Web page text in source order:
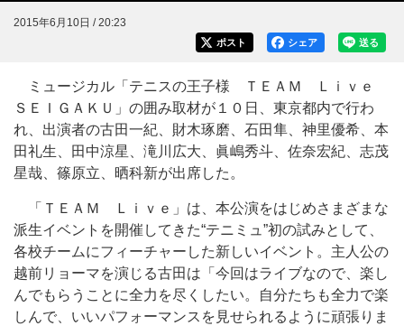
2015年6月10日 / 20:23
送る
シェア
ポスト
ミュージカル「テニスの王子様 ＴＥＡＭ Ｌｉｖｅ
ＳＥＩＧＡＫＵ」の囲み取材が１０日、東京都内で行わ
れ、出演者の古田一紀、財木琢磨、石田隼、神里優希、本
田礼生、田中涼星、滝川広大、眞嶋秀斗、佐奈宏紀、志茂
星哉、篠原立、晒科新が出席した。
「ＴＥＡＭ Ｌｉｖｅ」は、本公演をはじめさまざまな
派生イベントを開催してきた“テニミュ”初の試みとして、
各校チームにフィーチャーした新しいイベント。主人公の
越前リョーマを演じる古田は「今回はライブなので、楽し
んでもらうことに全力を尽くしたい。自分たちも全力で楽
しんで、いいパフォーマンスを見せられるように頑張りま